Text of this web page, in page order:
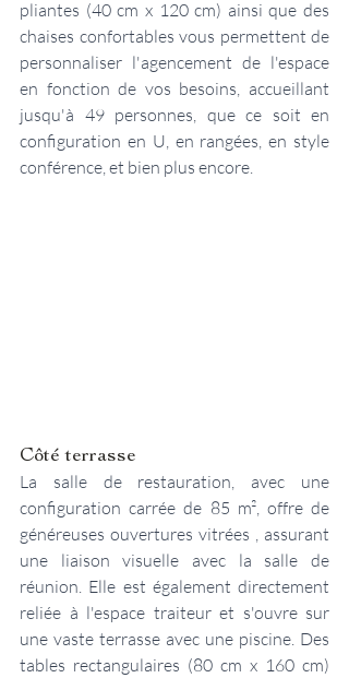
pliantes (40 cm x 120 cm) ainsi que des
chaises confortables vous permettent de
personnaliser l'agencement de l'espace
en fonction de vos besoins, accueillant
jusqu'à 49 personnes, que ce soit en
configuration en U, en rangées, en style
conférence, et bien plus encore.
Côté terrasse
La salle de restauration, avec une
configuration carrée de 85 m², offre de
généreuses ouvertures vitrées , assurant
une liaison visuelle avec la salle de
réunion. Elle est également directement
reliée à l'espace traiteur et s'ouvre sur
une vaste terrasse avec une piscine. Des
tables rectangulaires (80 cm x 160 cm)